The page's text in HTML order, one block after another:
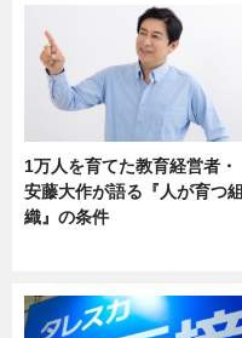
1万人を育てた教育経営者・
安藤大作が語る『人が育つ組
織』の条件